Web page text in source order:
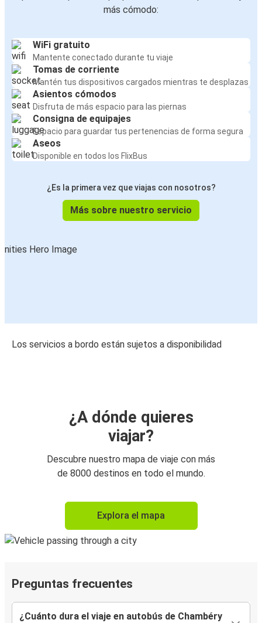
más cómodo:
WiFi gratuito
Mantente conectado durante tu viaje
Tomas de corriente
Mantén tus dispositivos cargados mientras te desplazas
Asientos cómodos
Disfruta de más espacio para las piernas
Consigna de equipajes
Espacio para guardar tus pertenencias de forma segura
Aseos
Disponible en todos los FlixBus
¿Es la primera vez que viajas con nosotros?
Más sobre nuestro servicio
Los servicios a bordo están sujetos a disponibilidad
¿A dónde quieres
viajar?
Descubre nuestro mapa de viaje con más
de 8000 destinos en todo el mundo.
Explora el mapa
Preguntas frecuentes
¿Cuánto dura el viaje en autobús de Chambéry